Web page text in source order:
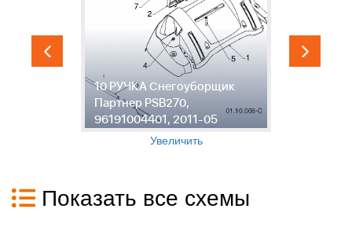
10 РУЧКА Снегоуборщик
Партнер PSB270,
96191004401, 2011-05
Увеличить
Показать все схемы